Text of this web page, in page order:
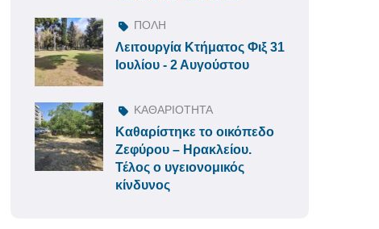
ΠΟΛΗ
Λειτουργία Κτήματος Φιξ 31
Ιουλίου - 2 Αυγούστου
ΚΑΘΑΡΙΟΤΗΤΑ
Καθαρίστηκε το οικόπεδο
Ζεφύρου – Ηρακλείου.
Τέλος ο υγειονομικός
κίνδυνος